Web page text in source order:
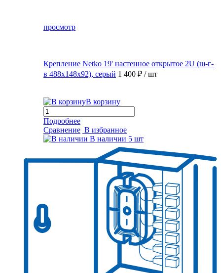
просмотр
Крепление Netko 19' настенное открытое 2U (ш-г-
в 488х148х92), серый 1 400 ₽ / шт
В корзину
Подробнее
Сравнение В избранное
В наличии 5 шт